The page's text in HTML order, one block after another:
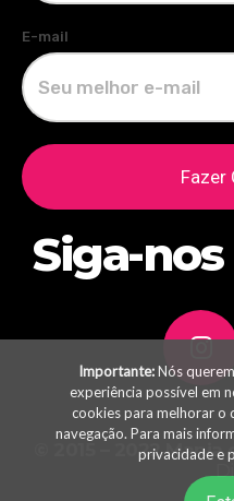
E-mail
Fazer
Siga-nos
© 2015 – 2022Mania
Importante:Nós
experiência possível em
cookies para melhorar o
navegação. Para mais
privacidadee